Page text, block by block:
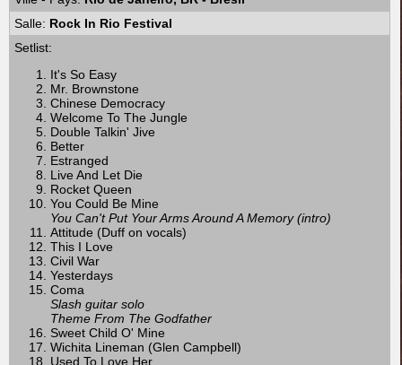
Salle: Rock In Rio Festival
Setlist:
It's So Easy
Mr. Brownstone
Chinese Democracy
Welcome To The Jungle
Double Talkin' Jive
Better
Estranged
Live And Let Die
Rocket Queen
You Could Be Mine
You Can't Put Your Arms Around A Memory (intro)
Attitude (Duff on vocals)
This I Love
Civil War
Yesterdays
Coma
Slash guitar solo
Theme From The Godfather
Sweet Child O' Mine
Wichita Lineman (Glen Campbell)
Used To Love Her